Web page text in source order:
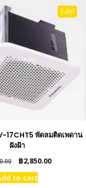
Sale!
17CHT5 พัดลมติดเพดาน
ฝังฝ้า
Original
price
was:
฿2,850.00Current
to cart